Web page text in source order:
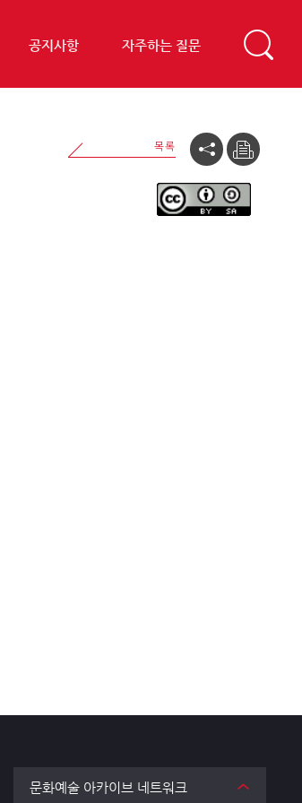
공지사항 자주하는 질문
문화예술 아카이브 네트워크